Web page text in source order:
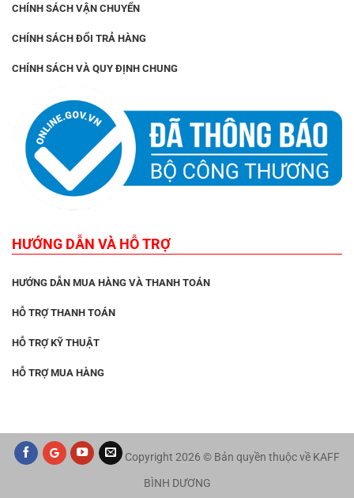
CHÍNH SÁCH VẬN CHUYỂN
CHÍNH SÁCH ĐỔI TRẢ HÀNG
CHÍNH SÁCH VÀ QUY ĐỊNH CHUNG
HƯỚNG DẪN VÀ HỖ TRỢ
HƯỚNG DẪN MUA HÀNG VÀ THANH TOÁN
HỖ TRỢ THANH TOÁN
HỖ TRỢ KỸ THUẬT
HỖ TRỢ MUA HÀNG
Copyright 2026 © Bản quyền thuộc về KAFF
BÌNH DƯƠNG